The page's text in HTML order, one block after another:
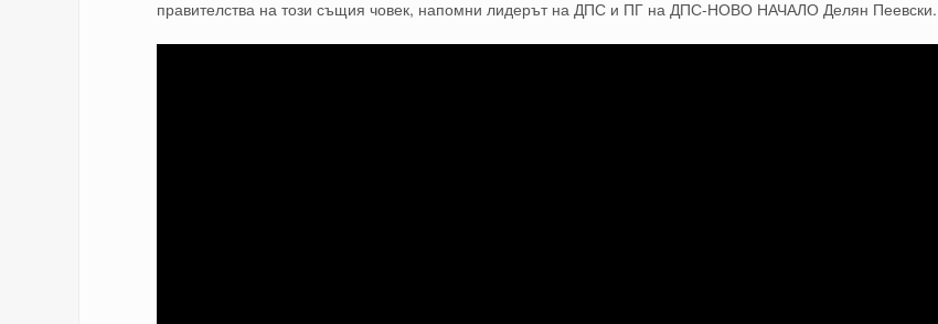
правителства на този същия човек, напомни лидерът на ДПС и ПГ на ДПС-НОВО НАЧАЛО Делян Пеевски.